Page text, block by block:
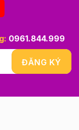
0961.844.999